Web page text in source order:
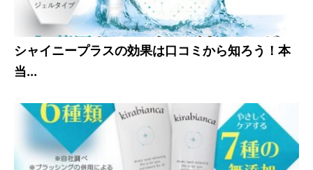
シャイニープラスの効果は口コミから知ろう！本
当...